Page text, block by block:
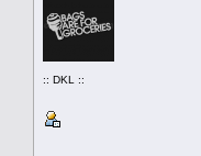
:: DKL ::